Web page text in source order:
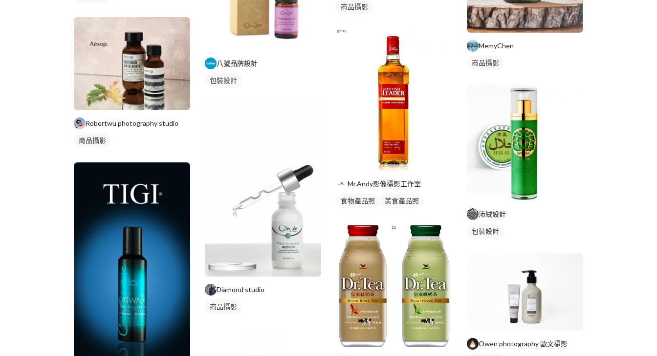
Robertwu photography studio
商品攝影
八號品牌設計
包裝設計
Diamond studio
商品攝影
商品攝影
Mr.Andy影像攝影工作室
食物產品照 美食產品照
MemyChen
商品攝影
沛絨設計
包裝設計
Owen photography 歐文攝影